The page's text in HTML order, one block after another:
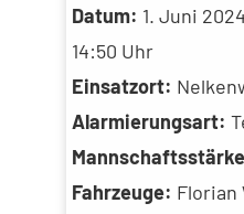
Datum: 1. Juni
14:50 Uhr
Einsatzort:
Alarmierungsart:
Fahrzeuge: Florian